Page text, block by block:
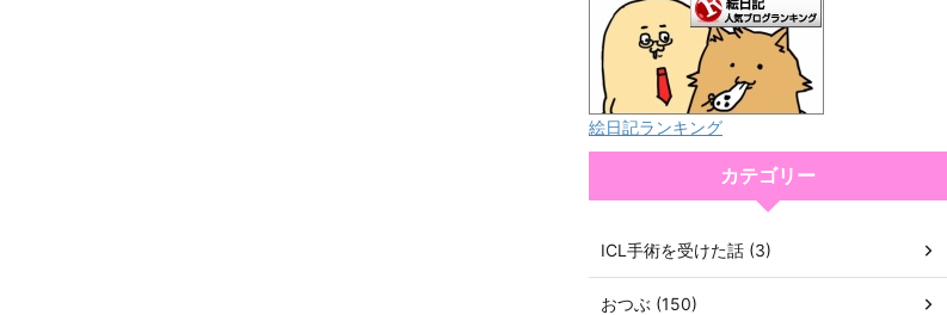
絵日記ランキング
カテゴリー
ICL手術を受けた話 (3)
おつぶ (150)